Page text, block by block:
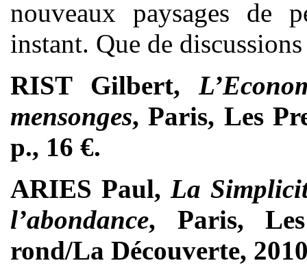
nouveaux paysages de
instant. Que de
RIST Gilbert,
mensonges, Paris, Les
p., 16 €.
ARIES Paul, La
l’abondance, Paris,
rond/La Découverte,